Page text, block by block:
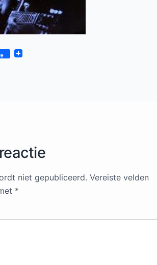
niet gepubliceerd. Vereiste velden
*